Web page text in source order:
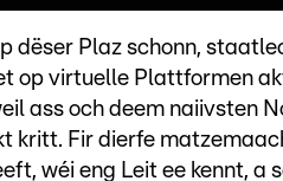
dëser Plaz schonn,
op virtuelle Plattformen
ass och deem naiivsten
kritt. Fir dierfe
wéi eng Leit ee kennt, a